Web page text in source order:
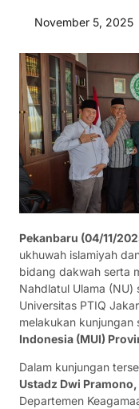
November 5, 2025
Pekanbaru (04/11/
ukhuwah islamiyah
bidang dakwah serta
Nahdlatul Ulama (NU)
Universitas PTIQ
melakukan kunjungan
Indonesia (MUI)
Dalam kunjungan
Ustadz Dwi
Departemen